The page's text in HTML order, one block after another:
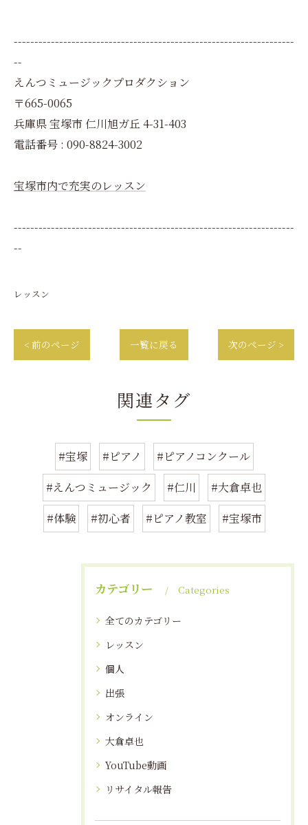
--------------------------------------------------------------------
--
えんつミュージックプロダクション
〒665-0065
兵庫県 宝塚市 仁川旭ガ丘 4-31-403
電話番号 : 090-8824-3002
宝塚市内で充実のレッスン
--------------------------------------------------------------------
--
レッスン
< 前のページ 一覧に戻る 次のページ >
関連タグ
#宝塚 #ピアノ
#ピアノコンクール
#えんつミュージック
#仁川
#大倉卓也
#体験
#初心者 #ピアノ教室 #宝塚市
カテゴリー Categories
全てのカテゴリー
レッスン
個人
出張
オンライン
大倉卓也
YouTube動画
リサイタル報告